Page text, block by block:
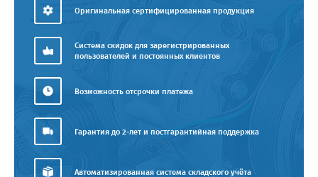
Оригинальная сертифицированная продукция
Система скидок для зарегистрированных
пользователей и постоянных клиентов
Возможность отсрочки платежа
Гарантия до 2-лет и постгарантийная поддержка
Автоматизированная система складского учёта